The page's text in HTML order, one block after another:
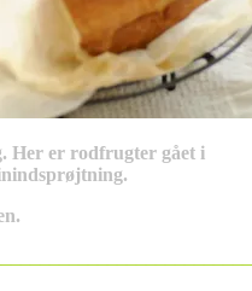
Her er rodfrugter gået i